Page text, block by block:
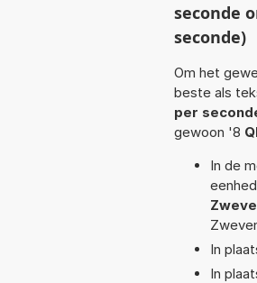
seconde
seconde)
Om het
beste als
per
gewoon '8
In de
In
In